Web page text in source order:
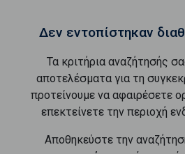
Δεν εντοπίστηκαν
Τα κριτήρια αναζήτησής
αποτελέσματα για τη
προτείνουμε να αφαιρέσετε
επεκτείνετε την περιοχή
Αποθηκεύστε την